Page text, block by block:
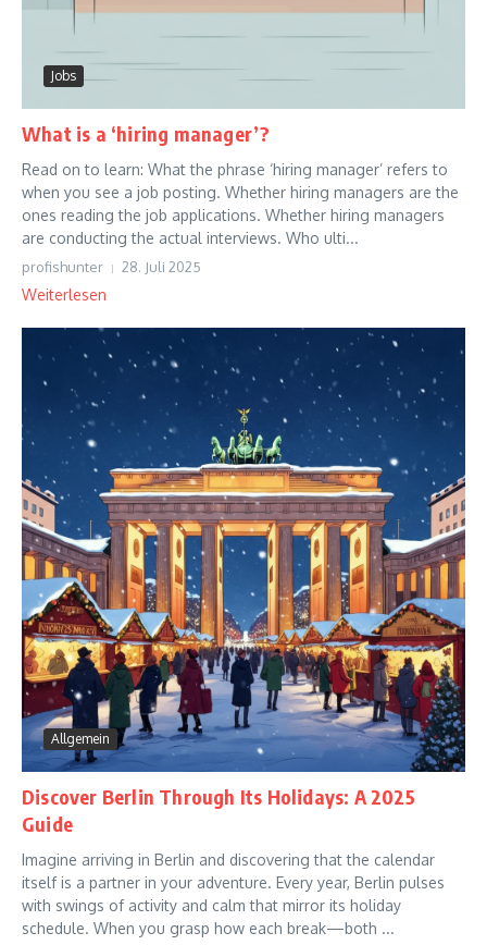
Jobs
What is a ‘hiring manager’?
Read on to learn: What the phrase ‘hiring manager’ refers to
when you see a job posting. Whether hiring managers are the
ones reading the job applications. Whether hiring managers
are conducting the actual interviews. Who ulti...
profishunter 28. Juli 2025
Weiterlesen
Allgemein
Discover Berlin Through Its Holidays: A 2025
Guide
Imagine arriving in Berlin and discovering that the calendar
itself is a partner in your adventure. Every year, Berlin pulses
with swings of activity and calm that mirror its holiday
schedule. When you grasp how each break—both ...